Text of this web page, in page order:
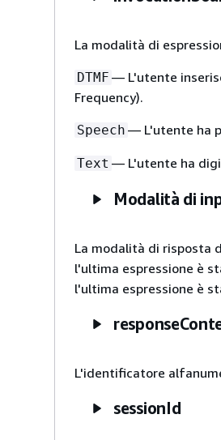
La modalità di
DTMF — L'utente
Frequency).
Speech — L'utente ha
Text — L'utente ha
Modalità di
La modalità di risposta
l'ultima espressione è
l'ultima espressione è
L'identificatore
sessionId